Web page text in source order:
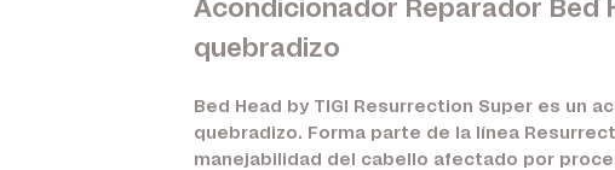
Acondicionador Reparador Bed
quebradizo
Bed Head by TIGI Resurrection Super es un
quebradizo. Forma parte de la línea
manejabilidad del cabello afectado por